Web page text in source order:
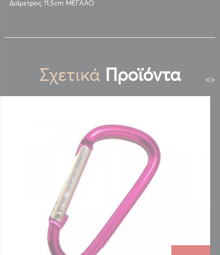
Διάμετρος 11,5cm ΜΕΓΑΛΟ
Σχετικά Προϊόντα <>